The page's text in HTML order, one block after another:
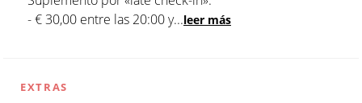
- € 30,00 entre las 20:00 y...leer más
EXTRAS